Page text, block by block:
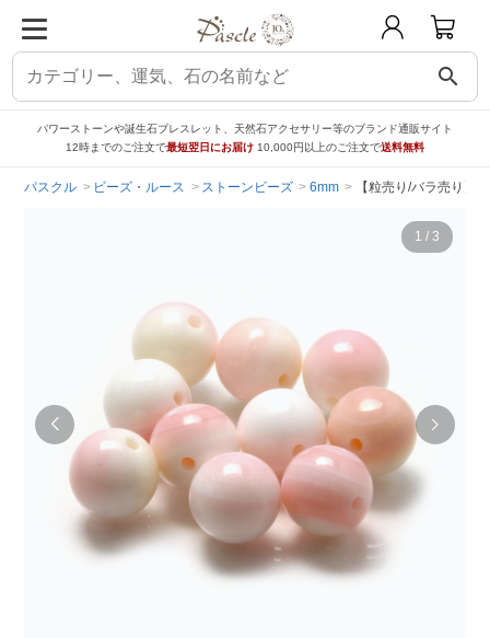
search
パワーストーンや誕生石ブレスレット、天然石アクセサリー等のブランド通販サイト
12時までのご注文で最短翌日にお届け 10,000円以上のご注文で送料無料
パスクル ビーズ・ルース ストーンビーズ 6mm 【粒売り/バラ売り】
1 / 3